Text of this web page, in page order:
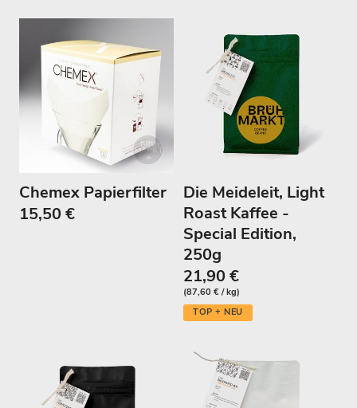
Chemex Papierfilter
15,50 €
Die Meideleit, Light
Roast Kaffee -
Special Edition,
250g
21,90 €
(87,60 € / kg)
TOP + NEU